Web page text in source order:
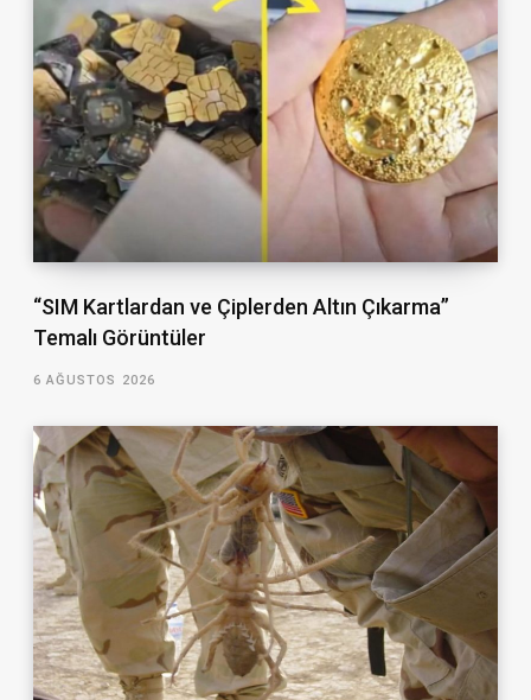
“SIM Kartlardan ve Çiplerden Altın Çıkarma”
Temalı Görüntüler
6 AĞUSTOS 2026